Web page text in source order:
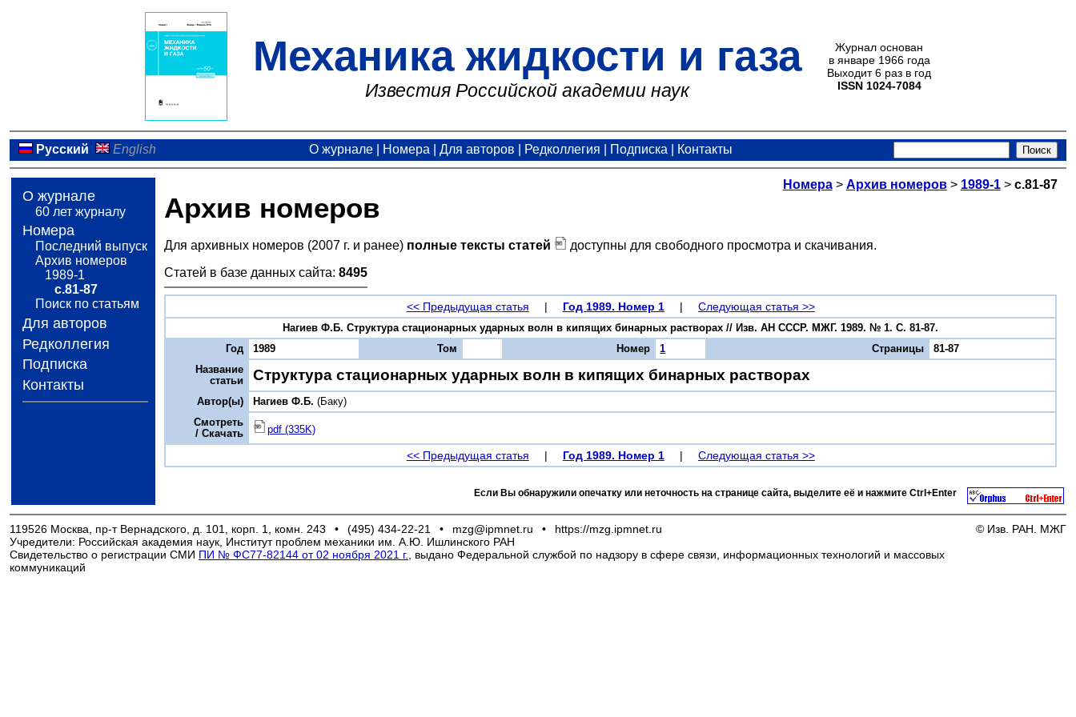
Механика жидкости и газа
Известия Российской академии наук
Журнал основан
в январе 1966 года
Выходит 6 раз в год
ISSN 1024-7084
Русский English О журнале Номера Для авторов Редколлегия Подписка Контакты
О журнале
60 лет журналу
Номера
Последний выпуск
Архив номеров
1989-1
с.81-87
Поиск по статьям
Для авторов
Редколлегия
Подписка
Контакты
Номера> Архив номеров> 1989-1> с.81-87
Архив номеров
Для архивных номеров (2007 г. и ранее) полные тексты статей
доступны для свободного просмотра и скачивания.
Статей в базе данных сайта: 8495
<< Предыдущая статья | Год 1989. Номер 1 | Следующая статья >>
Нагиев Ф.Б. Структура стационарных ударных волн в кипящих бинарных растворах // Изв. АН СССР. МЖГ. 1989. № 1. С. 81-87.
Год
1989 Том Номер 1 Страницы
81-87
Название
статьи
Структура стационарных ударных волн в кипящих бинарных растворах
Автор(ы) Нагиев Ф.Б. (Баку)
Смотреть
/ Скачать
pdf (335K)
<< Предыдущая статья | Год 1989. Номер 1 | Следующая статья >>
Если Вы обнаружили опечатку или неточность на странице сайта, выделите её и нажмите Ctrl+Enter
119526 Москва, пр-т Вернадского, д. 101, корп. 1, комн. 243 • (495) 434-22-21 • mzg@ipmnet.ru •
https://mzg.ipmnet.ru
Учредители: Российская академия наук, Институт проблем механики им. А.Ю. Ишлинского РАН
Свидетельство о регистрации СМИ ПИ № ФС77-82144 от 02 ноября 2021 г.
, выдано Федеральной службой по надзору в сфере связи, информационных технологий и массовых
коммуникаций
© Изв. РАН. МЖГ